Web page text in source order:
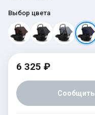
Выбор цвета
6 325 ₽
Сообщить